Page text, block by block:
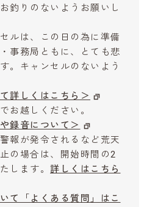
釣りのないようお願いし
ルは、この日の為に準備
事務局ともに、とても悲
。キャンセルのないよう
詳しくはこちら＞
お越しください。
録音について＞
報が発令されるなど荒天
の場合は、開始時間の2
します。 詳しくはこちら
て「よくある質問」はこ